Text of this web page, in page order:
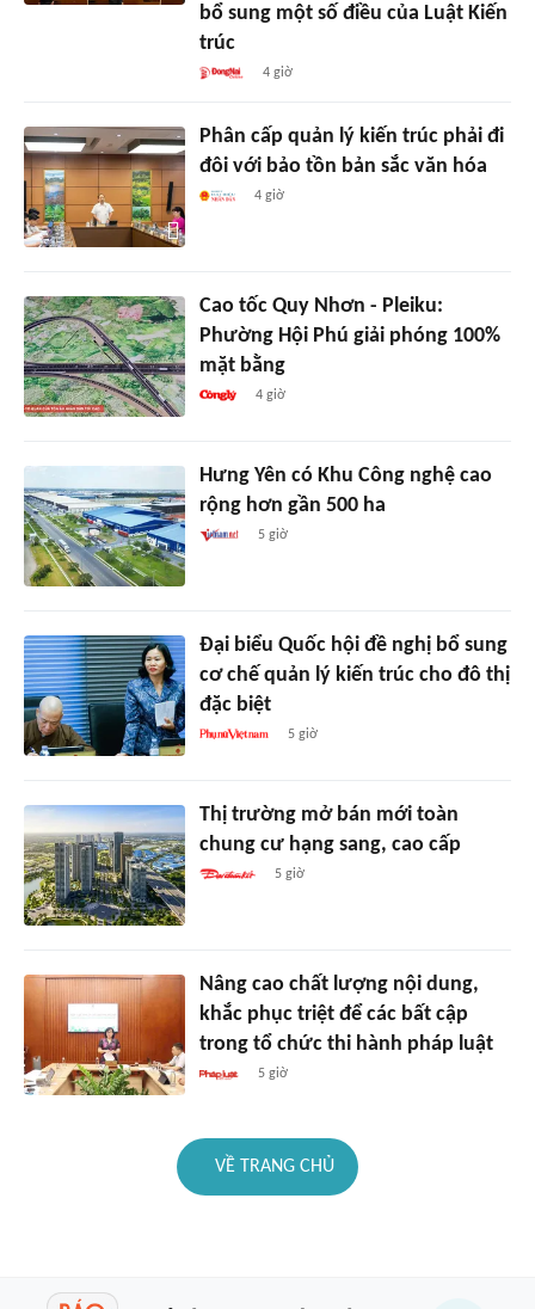
bổ sung một số điều của Luật Kiến
trúc
4 giờ
Phân cấp quản lý kiến trúc phải đi
đôi với bảo tồn bản sắc văn hóa
4 giờ
Cao tốc Quy Nhơn - Pleiku:
Phường Hội Phú giải phóng 100%
mặt bằng
4 giờ
Hưng Yên có Khu Công nghệ cao
rộng hơn gần 500 ha
5 giờ
Đại biểu Quốc hội đề nghị bổ sung
cơ chế quản lý kiến trúc cho đô thị
đặc biệt
5 giờ
Thị trường mở bán mới toàn
chung cư hạng sang, cao cấp
5 giờ
Nâng cao chất lượng nội dung,
khắc phục triệt để các bất cập
trong tổ chức thi hành pháp luật
5 giờ
VỀ TRANG CHỦ